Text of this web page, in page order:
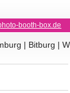
booth-box.de